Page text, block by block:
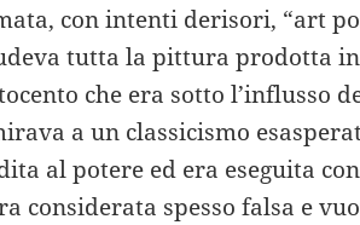
con intenti derisori, “art
tutta la pittura prodotta
che era sotto l’influsso
a un classicismo
al potere ed era eseguita
considerata spesso falsa e